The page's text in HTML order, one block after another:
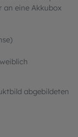
an eine Akkubox
abgebildeten